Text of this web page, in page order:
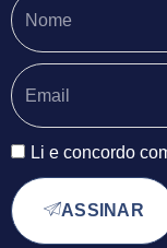
Li e concordo
ASSINAR